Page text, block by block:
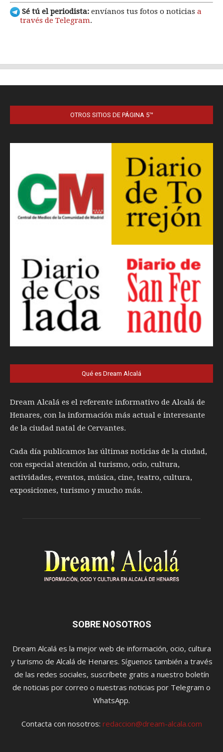
OTROS SITIOS DE PÁGINA 5™
Qué es Dream Alcalá
Dream Alcalá es el referente informativo de Alcalá de
Henares, con la información más actual e interesante
de la ciudad natal de Cervantes.
Cada día publicamos las últimas noticias de la ciudad,
con especial atención al turismo, ocio, cultura,
actividades, eventos, música, cine, teatro, cultura,
exposiciones, turismo y mucho más.
SOBRE NOSOTROS
Dream Alcalá es la mejor web de información, ocio, cultura
y turismo de Alcalá de Henares. Síguenos también a través
de las redes sociales, suscríbete gratis a nuestro boletín
de noticias por correo o nuestras noticias por Telegram o
WhatsApp.
Contacta con nosotros: redaccion@dream-alcala.com